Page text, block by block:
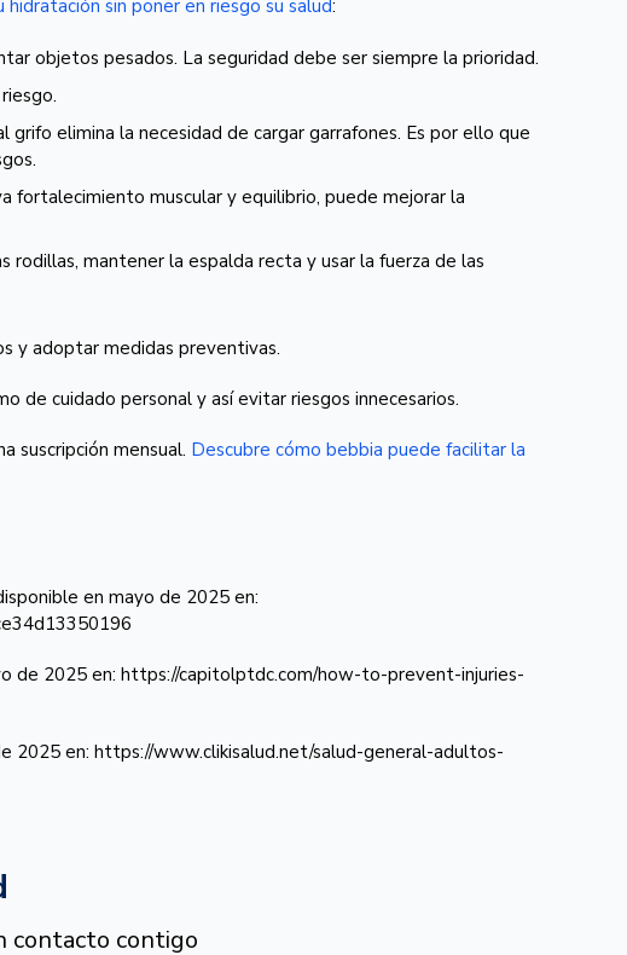
sin poner en riesgo su salud:
objetos pesados. La seguridad debe ser siempre la prioridad.
elimina la necesidad de cargar garrafones. Es por ello que
fortalecimiento muscular y equilibrio, puede mejorar la
mantener la espalda recta y usar la fuerza de las
y adoptar medidas preventivas.
de cuidado personal y así evitar riesgos innecesarios.
suscripción mensual. Descubre cómo bebbia puede facilitar la
en mayo de 2025 en:
de 2025 en: https://capitolptdc.com/how-to-prevent-injuries-
2025 en: https://www.clikisalud.net/salud-general-adultos-
contacto contigo